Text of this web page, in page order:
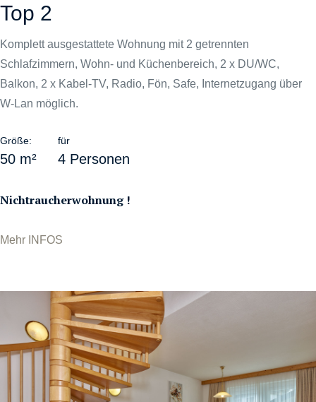
Top 2
Komplett ausgestattete Wohnung mit 2 getrennten
Schlafzimmern, Wohn- und Küchenbereich, 2 x DU/WC,
Balkon, 2 x Kabel-TV, Radio, Fön, Safe, Internetzugang über
W-Lan möglich.
Größe:
50 m²
für
4 Personen
Nichtraucherwohnung !
Mehr INFOS